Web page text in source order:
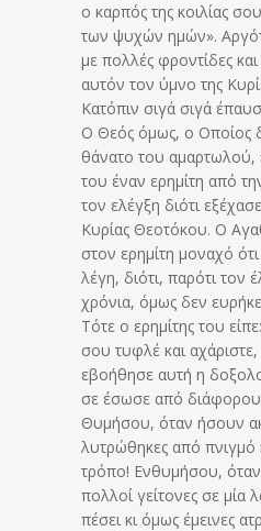
ο καρπός της κοιλίας
των ψυχών ημών».
με πολλές φροντίδες
αυτόν τον ύμνο της
Κατόπιν σιγά σιγά
Ο Θεός όμως, ο Οποίος
θάνατο του αμαρτωλού,
του έναν ερημίτη από
τον ελέγξη διότι
Κυρίας Θεοτόκου. Ο
στον ερημίτη μοναχό
λέγη, διότι, παρότι τον
χρόνια, όμως δεν
Τότε ο ερημίτης του
σου τυφλέ και
εβοήθησε αυτή η
σε έσωσε από
Θυμήσου, όταν ήσουν
λυτρώθηκες από πνιγμό
τρόπο! Ενθυμήσου,
πολλοί γείτονες σε μία
πέσει κι όμως έμεινες